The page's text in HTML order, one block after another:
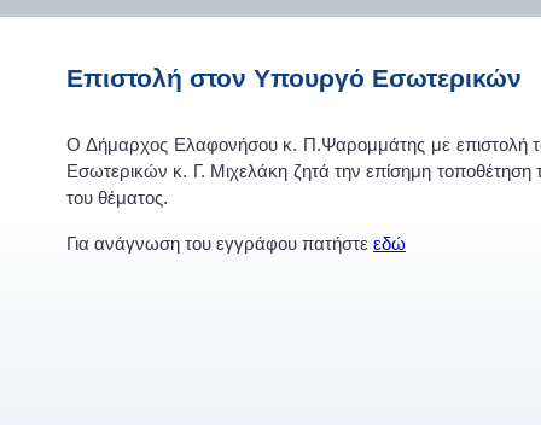
Επιστολή στον Υπουργό Εσωτερικών
Ο Δήμαρχος Ελαφονήσου κ. Π.Ψαρομμάτης με επιστολή
Εσωτερικών κ. Γ. Μιχελάκη ζητά την επίσημη τοποθέτηση
του θέματος.
Για ανάγνωση του εγγράφου πατήστε εδώ